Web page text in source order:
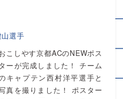
山選手
こしやす京都ACのNEWポス
ターが完成しました！ チーム
キャプテン西村洋平選手と
真を撮りました！ ポスター